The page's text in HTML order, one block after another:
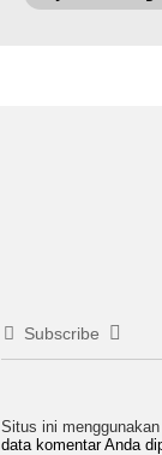
Subscribe
Situs ini
data komentar Anda